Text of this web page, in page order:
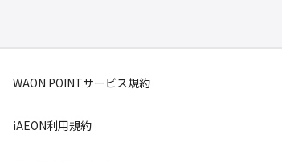
WAON POINTサービス規約
iAEON利用規約